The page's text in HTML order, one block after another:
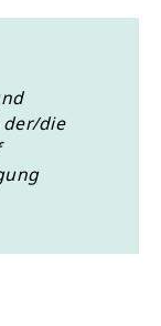
der/die